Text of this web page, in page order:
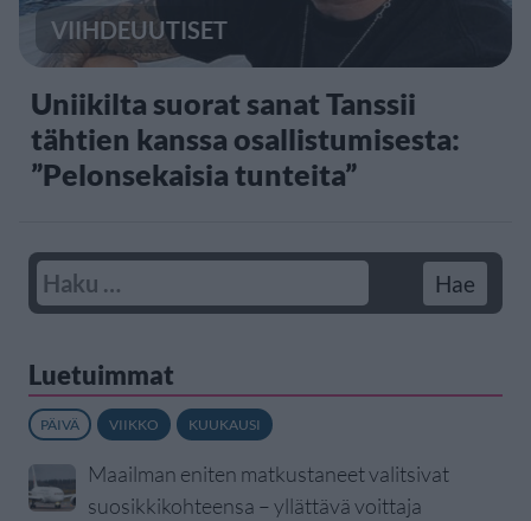
VIIHDEUUTISET
Uniikilta suorat sanat Tanssii
tähtien kanssa osallistumisesta:
”Pelonsekaisia tunteita”
Luetuimmat
PÄIVÄ VIIKKO KUUKAUSI
Maailman eniten matkustaneet valitsivat
suosikkikohteensa – yllättävä voittaja